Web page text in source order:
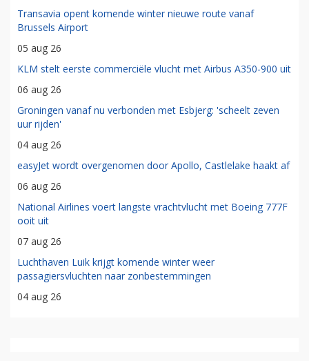
Transavia opent komende winter nieuwe route vanaf
Brussels Airport
05 aug 26
KLM stelt eerste commerciële vlucht met Airbus A350-900 uit
06 aug 26
Groningen vanaf nu verbonden met Esbjerg: 'scheelt zeven
uur rijden'
04 aug 26
easyJet wordt overgenomen door Apollo, Castlelake haakt af
06 aug 26
National Airlines voert langste vrachtvlucht met Boeing 777F
ooit uit
07 aug 26
Luchthaven Luik krijgt komende winter weer
passagiersvluchten naar zonbestemmingen
04 aug 26